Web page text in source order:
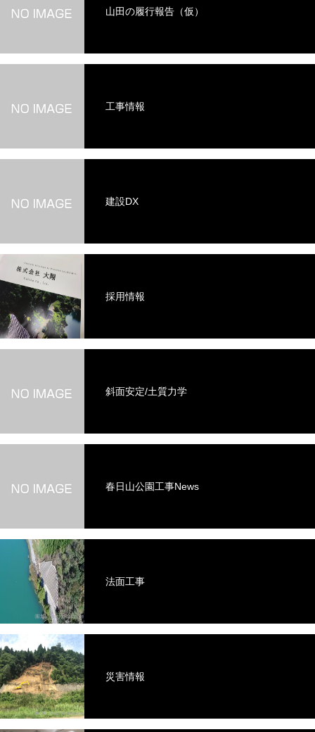
山田の履行報告（仮）
工事情報
建設DX
採用情報
斜面安定/土質力学
春日山公園工事News
法面工事
災害情報